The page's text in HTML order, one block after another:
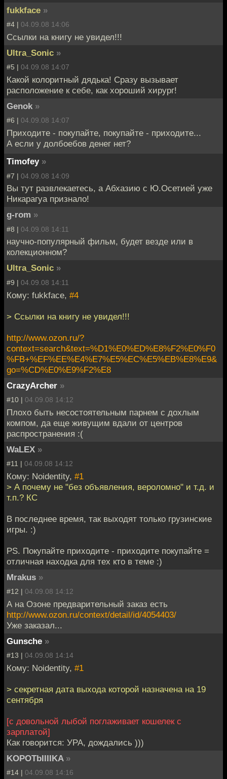
fukkface »
#4 | 04.09.08 14:06
Ссылки на книгу не увидел!!!
Ultra_Sonic »
#5 | 04.09.08 14:07
Какой колоритный дядька! Сразу вызывает
расположение к себе, как хороший хирург!
Genok »
#6 | 04.09.08 14:07
Приходите - покупайте, покупайте - приходите...
А если у долбоебов денег нет?
Timofey »
#7 | 04.09.08 14:09
Вы тут развлекаетесь, а Абхазию с Ю.Осетией уже
Никарагуа признало!
g-rom »
#8 | 04.09.08 14:11
научно-популярный фильм, будет везде или в
колекционном?
Ultra_Sonic »
#9 | 04.09.08 14:11
Кому: fukkface, #4
> Ссылки на книгу не увидел!!!
http://www.ozon.ru/?
context=search&text=%D1%E0%ED%E8%F2%E0%F0
%FB+%EF%EE%E4%E7%E5%EC%E5%EB%E8%E9&
go=%CD%E0%E9%F2%E8
CrazyArcher »
#10 | 04.09.08 14:12
Плохо быть несостоятельным парнем с дохлым
компом, да еще живущим вдали от центров
распространения :(
WaLEX »
#11 | 04.09.08 14:12
Кому: Noidentity, #1
> А почему не "без объявления, вероломно" и т.д. и
т.п.? КС
В последнее время, так выходят только грузинские
игры. :)
PS. Покупайте приходите - приходите покупайте =
отличная находка для тех кто в теме :)
Mrakus »
#12 | 04.09.08 14:12
А на Озоне предварительный заказ есть
http://www.ozon.ru/context/detail/id/4054403/
Уже заказал...
Gunsche »
#13 | 04.09.08 14:14
Кому: Noidentity, #1
> секретная дата выхода которой назначена на 19
сентября
[с довольной лыбой поглаживает кошелек с
зарплатой]
Как говорится: УРА, дождались )))
KOPOTbIIIIKA »
#14 | 04.09.08 14:16